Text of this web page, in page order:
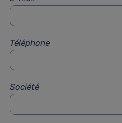
Téléphone
Société